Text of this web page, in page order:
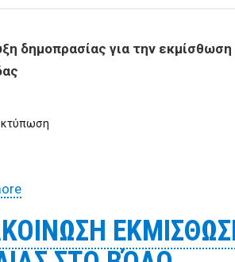
δημοπρασίας για την
about Διακήρυξη δημοπρασίας